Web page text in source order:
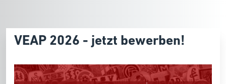
VEAP 2026 - jetzt bewerben!